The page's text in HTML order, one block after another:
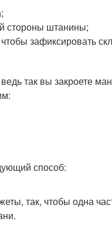
стороны штанины;
зафиксировать
так вы закроете
способ:
так, чтобы одна